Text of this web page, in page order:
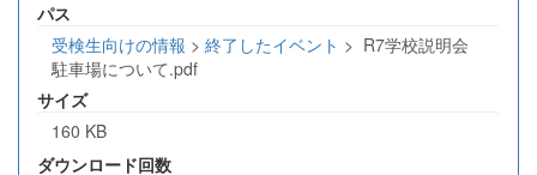
パス
受検生向けの情報 > 終了したイベント > R7学校説明会
駐車場について.pdf
サイズ
160 KB
ダウンロード回数